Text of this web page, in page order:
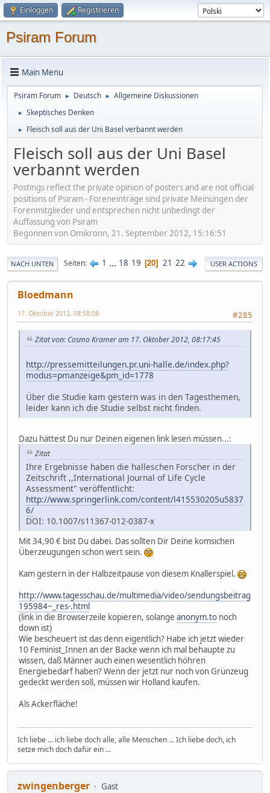
Einloggen Registrieren
Psiram Forum
Main Menu
Psiram Forum ► Deutsch ► Allgemeine Diskussionen
► Skeptisches Denken
► Fleisch soll aus der Uni Basel verbannt werden
Fleisch soll aus der Uni Basel
verbannt werden
Postings reflect the private opinion of posters and are not official
positions of Psiram - Foreneinträge sind private Meinungen der
Forenmitglieder und entsprechen nicht unbedingt der
Auffassung von Psiram
Begonnen von Omikronn, 21. September 2012, 15:16:51
NACH UNTEN Seiten 1 ... 18 19 20 21 22 USER ACTIONS
Bloedmann
#285
17. Oktober 2012, 08:58:08
Zitat von: Cosmo Kramer am 17. Oktober 2012, 08:17:45
http://pressemitteilungen.pr.uni-halle.de/index.php?
modus=pmanzeige&pm_id=1778
Über die Studie kam gestern was in den Tagesthemen,
leider kann ich die Studie selbst nicht finden.
Dazu hättest Du nur Deinen eigenen link lesen müssen...:
Zitat
Ihre Ergebnisse haben die halleschen Forscher in der
Zeitschrift ,,International Journal of Life Cycle
Assessment" veröffentlicht:
http://www.springerlink.com/content/l415530205u5837
6/
DOI: 10.1007/s11367-012-0387-x
Mit 34,90 € bist Du dabei. Das sollten Dir Deine komsichen
Überzeugungen schon wert sein.
Kam gestern in der Halbzeitpause von diesem Knallerspiel.
http://www.tagesschau.de/multimedia/video/sendungsbeitrag
195984~_res-.html
(link in die Browserzeile kopieren, solange anonym.to noch
down ist)
Wie bescheuert ist das denn eigentlich? Habe ich jetzt wieder
10 Feminist_Innen an der Backe wenn ich mal behaupte zu
wissen, daß Männer auch einen wesentlich höhren
Energiebedarf haben? Wenn der jetzt nur noch von Grünzeug
gedeckt werden soll, müssen wir Holland kaufen.
Als Ackerfläche!
Ich liebe ... ich liebe doch alle, alle Menschen ... Ich liebe doch, ich
setze mich doch dafür ein ...
zwingenberger
Gast